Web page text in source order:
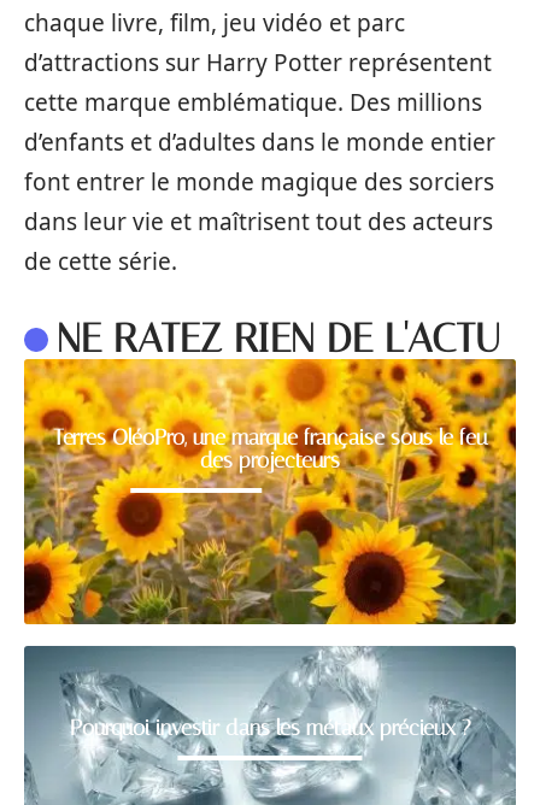
chaque livre, film, jeu vidéo et parc
d’attractions sur Harry Potter représentent
cette marque emblématique. Des millions
d’enfants et d’adultes dans le monde entier
font entrer le monde magique des sorciers
dans leur vie et maîtrisent tout des acteurs
de cette série.
NE RATEZ RIEN DE L'ACTU
Terres OléoPro, une marque française sous le feu
des projecteurs
Pourquoi investir dans les métaux précieux ?